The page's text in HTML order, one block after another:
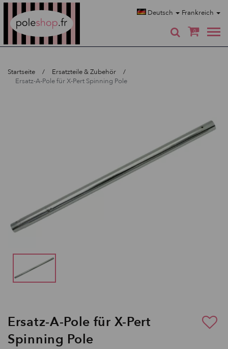
Deutsch Frankreich
0
Startseite
Ersatzteile & Zubehör
Ersatz-A-Pole für X-Pert Spinning Pole
Ersatz-A-Pole für X-Pert
Spinning Pole